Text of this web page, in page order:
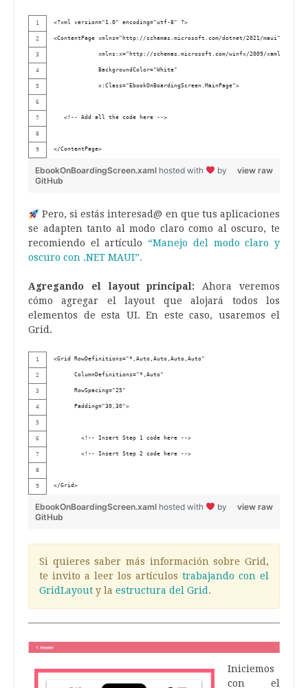
<?xml version="1.0" encoding="utf-8" ?>
<ContentPage xmlns="http://schemas.microsoft.com/dotnet/2021/maui"
             xmlns:x="http://schemas.microsoft.com/winfx/2009/xaml"
             BackgroundColor="White"
             x:Class="EbookOnBoardingScreen.MainPage">
   <!-- Add all the code here -->
</ContentPage>
view raw
EbookOnBoardingScreen.xaml hosted with
by
GitHub
Pero, si estás interesad@ en que tus aplicaciones
se adapten tanto al modo claro como al oscuro, te
recomiendo el artículo “Manejo del modo claro y
oscuro con .NET MAUI”.
Agregando el layout principal: Ahora veremos
cómo agregar el layout que alojará todos los
elementos de esta UI. En este caso, usaremos el
Grid.
<Grid RowDefinitions="*,Auto,Auto,Auto,Auto"
      ColumnDefinitions="*,Auto"
      RowSpacing="25"
      Padding="30,30">
        <!-- Insert Step 1 code here -->
        <!-- Insert Step 2 code here -->
</Grid>
view raw
EbookOnBoardingScreen.xaml hosted with
by
GitHub
Si quieres saber más información sobre Grid,
te invito a leer los artículos trabajando con el
GridLayout y la estructura del Grid .
Iniciemos
con el